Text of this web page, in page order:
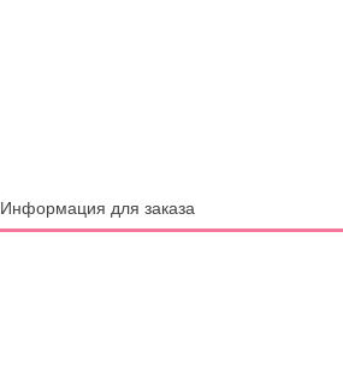
Информация для заказа